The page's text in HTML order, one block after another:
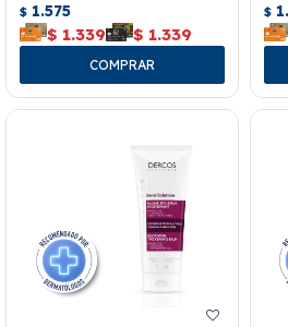
$ 1.575
$ 1.339 $ 1.339
$